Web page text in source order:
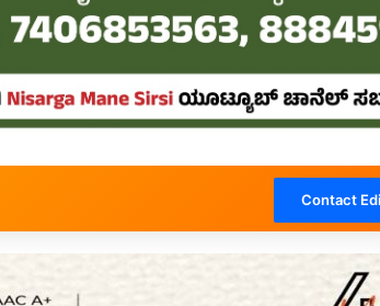
Contact